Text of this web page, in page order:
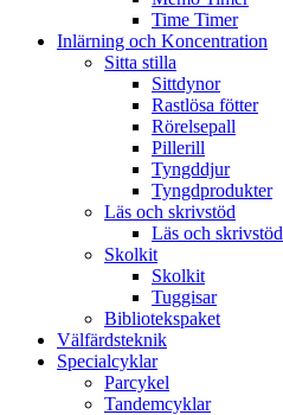
Time Timer
Inlärning och Koncentration
Sitta stilla
Sittdynor
Rastlösa fötter
Rörelsepall
Pillerill
Tyngddjur
Tyngdprodukter
Läs och skrivstöd
Läs och skrivstöd
Skolkit
Skolkit
Tuggisar
Bibliotekspaket
Välfärdsteknik
Specialcyklar
Parcykel
Tandemcyklar